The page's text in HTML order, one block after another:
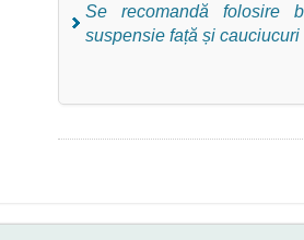
Se recomandă folosire
suspensie față și cauciucuri